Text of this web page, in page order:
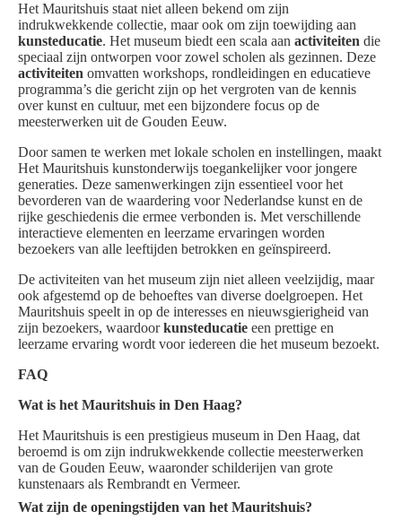
Het Mauritshuis staat niet alleen bekend om zijn
indrukwekkende collectie, maar ook om zijn toewijding aan
kunsteducatie. Het museum biedt een scala aan activiteiten die
speciaal zijn ontworpen voor zowel scholen als gezinnen. Deze
activiteiten omvatten workshops, rondleidingen en educatieve
programma’s die gericht zijn op het vergroten van de kennis
over kunst en cultuur, met een bijzondere focus op de
meesterwerken uit de Gouden Eeuw.
Door samen te werken met lokale scholen en instellingen, maakt
Het Mauritshuis kunstonderwijs toegankelijker voor jongere
generaties. Deze samenwerkingen zijn essentieel voor het
bevorderen van de waardering voor Nederlandse kunst en de
rijke geschiedenis die ermee verbonden is. Met verschillende
interactieve elementen en leerzame ervaringen worden
bezoekers van alle leeftijden betrokken en geïnspireerd.
De activiteiten van het museum zijn niet alleen veelzijdig, maar
ook afgestemd op de behoeftes van diverse doelgroepen. Het
Mauritshuis speelt in op de interesses en nieuwsgierigheid van
zijn bezoekers, waardoorkunsteducatie een prettige en
leerzame ervaring wordt voor iedereen die het museum bezoekt.
FAQ
Wat is het Mauritshuis in Den Haag?
Het Mauritshuis is een prestigieus museum in Den Haag, dat
beroemd is om zijn indrukwekkende collectie meesterwerken
van de Gouden Eeuw, waaronder schilderijen van grote
kunstenaars als Rembrandt en Vermeer.
Wat zijn de openingstijden van het Mauritshuis?